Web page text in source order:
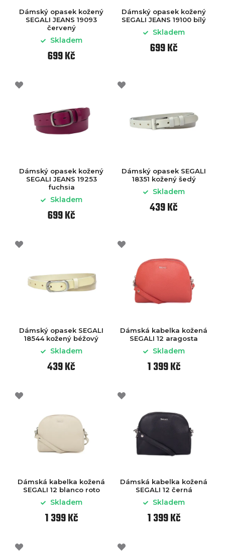
Dámský opasek kožený
SEGALI JEANS 19093
červený
Skladem
699 Kč
Dámský opasek kožený
SEGALI JEANS 19100 bílý
Skladem
699 Kč
Dámský opasek kožený
SEGALI JEANS 19253
fuchsia
Skladem
699 Kč
Dámský opasek SEGALI
18351 kožený šedý
Skladem
439 Kč
Dámský opasek SEGALI
18544 kožený béžový
Skladem
439 Kč
Dámská kabelka kožená
SEGALI 12 aragosta
Skladem
1 399 Kč
Dámská kabelka kožená
SEGALI 12 blanco roto
Skladem
1 399 Kč
Dámská kabelka kožená
SEGALI 12 černá
Skladem
1 399 Kč